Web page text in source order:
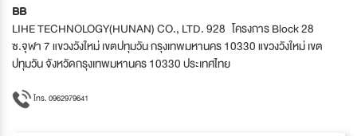
BB
LIHE TECHNOLOGY(HUNAN) CO., LTD. 928 โครงการ Block 28
ซ.จุฬา 7 แขวงวังใหม่ เขตปทุมวัน กรุงเทพมหานคร 10330 แขวงวังใหม่ เขต
ปทุมวัน จังหวัดกรุงเทพมหานคร 10330 ประเทศไทย
โทร. 0962979641